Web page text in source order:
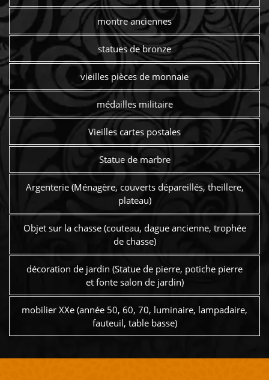
montre anciennes
statues de bronze
vieilles pièces de monnaie
médailles militaire
Vieilles cartes postales
Statue de marbre
Argenterie (Ménagère, couverts dépareillés, theillere,
plateau)
Objet sur la chasse (couteau, dague ancienne, trophée
de chasse)
décoration de jardin (Statue de pierre, potiche pierre
et fonte salon de jardin)
mobilier XXe (année 50, 60, 70, luminaire, lampadaire,
fauteuil, table basse)